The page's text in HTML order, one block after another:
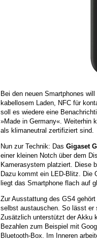
Bei den neuen Smartphones
kabellosem Laden, NFC für
soll es wiedere eine
»Made in Germany«. Weiterhin
als klimaneutral zertifiziert sind.
Nun zur Technik: Das Gigaset
einer kleinen Notch über dem
Kamerasystem platziert. Diese
Dazu kommt ein LED-Blitz. Die
liegt das Smartphone flach auf
Zur Ausstattung des GS4
selbst austauschen. So lässt er
Zusätzlich unterstützt der Akku
Bezahlen zum Beispiel mit
Bluetooth-Box. Im Inneren